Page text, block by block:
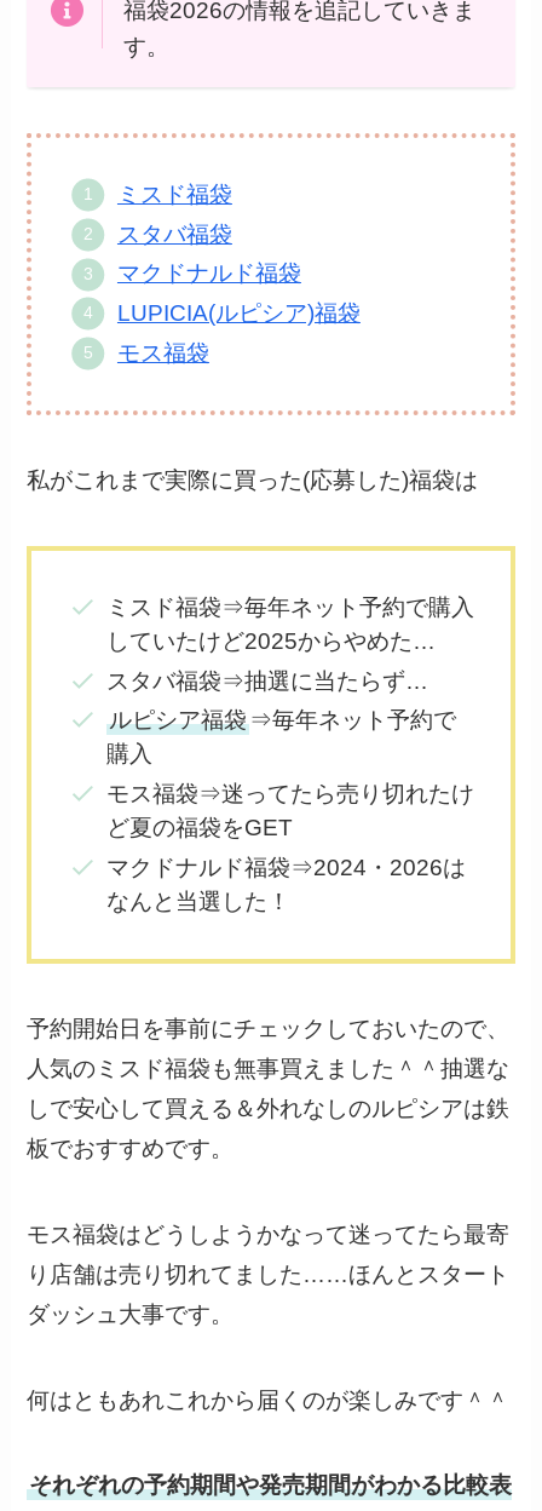
福袋2026の情報を追記していきま
す。
ミスド福袋
スタバ福袋
マクドナルド福袋
LUPICIA(ルピシア)福袋
モス福袋
私がこれまで実際に買った(応募した)福袋は
ミスド福袋⇒毎年ネット予約で購入
していたけど2025からやめた…
スタバ福袋⇒抽選に当たらず…
ルピシア福袋⇒毎年ネット予約で
購入
モス福袋⇒迷ってたら売り切れたけ
ど夏の福袋をGET
マクドナルド福袋⇒2024・2026は
なんと当選した！
予約開始日を事前にチェックしておいたので、
人気のミスド福袋も無事買えました＾＾抽選な
しで安心して買える＆外れなしのルピシアは鉄
板でおすすめです。
モス福袋はどうしようかなって迷ってたら最寄
り店舗は売り切れてました……ほんとスタート
ダッシュ大事です。
何はともあれこれから届くのが楽しみです＾＾
それぞれの予約期間や発売期間がわかる比較表